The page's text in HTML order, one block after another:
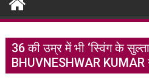
36 की उम्र में भी ‘स्विंग के
BHUVNESHWAR